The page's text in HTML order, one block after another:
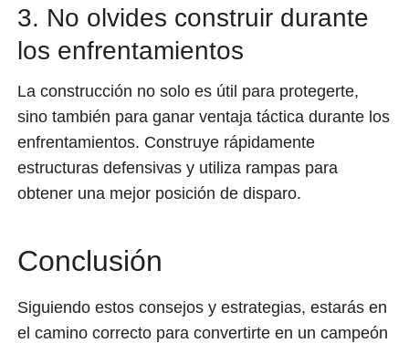
3. No olvides construir durante
los enfrentamientos
La construcción no solo es útil para protegerte,
sino también para ganar ventaja táctica durante los
enfrentamientos. Construye rápidamente
estructuras defensivas y utiliza rampas para
obtener una mejor posición de disparo.
Conclusión
Siguiendo estos consejos y estrategias, estarás en
el camino correcto para convertirte en un campeón